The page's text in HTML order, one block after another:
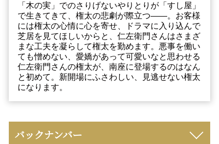
「木の実」でのさりげないやりとりが「すし屋」
で生きてきて、権太の悲劇が際立つ――。お客様
には権太の心情に心を寄せ、ドラマに入り込んで
芝居を見てほしいからと、仁左衛門さんはさまざ
まな工夫を凝らして権太を勤めます。悪事を働い
ても憎めない、愛嬌があって可愛いなと思わせる
仁左衛門さんの権太が、南座に登場するのはなん
と初めて。新開場にふさわしい、見逃せない権太
になります。
バックナンバー